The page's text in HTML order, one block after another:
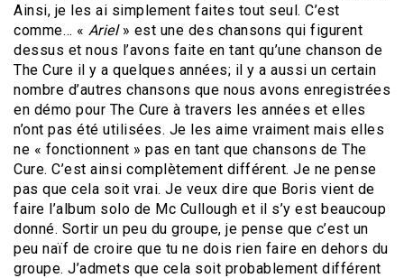
Ainsi, je les ai simplement faites tout seul. C’est
comme… « Ariel» est une des chansons qui figurent
dessus et nous l’avons faite en tant qu’une chanson de
The Cure il y a quelques années; il y a aussi un certain
nombre d’autres chansons que nous avons enregistrées
en démo pour The Cure à travers les années et elles
n’ont pas été utilisées. Je les aime vraiment mais elles
ne « fonctionnent » pas en tant que chansons de The
Cure. C’est ainsi complètement différent. Je ne pense
pas que cela soit vrai. Je veux dire que Boris vient de
faire l’album solo de Mc Cullough et il s’y est beaucoup
donné. Sortir un peu du groupe, je pense que c’est un
peu naïf de croire que tu ne dois rien faire en dehors du
groupe. J’admets que cela soit probablement différent